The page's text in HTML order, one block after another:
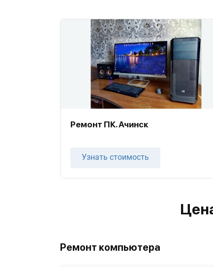
Ремонт ПК. Ачинск
Узнать стоимость
Ремонт компьютера